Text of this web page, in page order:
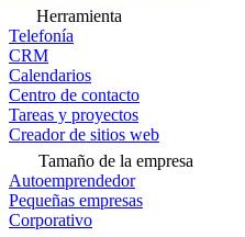
Herramienta
Telefonía
CRM
Calendarios
Centro de contacto
Tareas y proyectos
Creador de sitios web
Tamaño de la empresa
Autoemprendedor
Pequeñas empresas
Corporativo